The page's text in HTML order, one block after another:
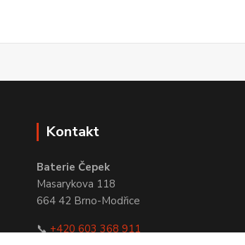
Kontakt
Baterie Čepek
Masarykova 118
664 42 Brno-Modřice
📞+420 603 368 911